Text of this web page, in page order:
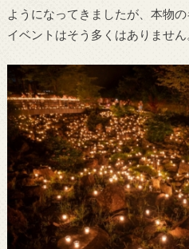
ようになってきましたが、本物
イベントはそう多くはありません